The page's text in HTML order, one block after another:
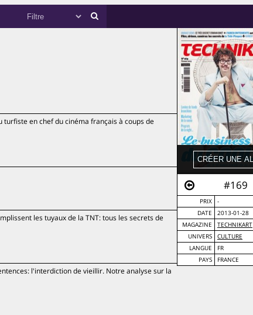
#169
PRIX
-
DATE
2013-01-28
MAGAZINE
TECHNIKART
UNIVERS
CULTURE
LANGUE
FR
PAYS
FRANCE
en chef du cinéma français à coups de
les tuyaux de la TNT: tous les secrets de
l'interdiction de vieillir. Notre analyse sur la